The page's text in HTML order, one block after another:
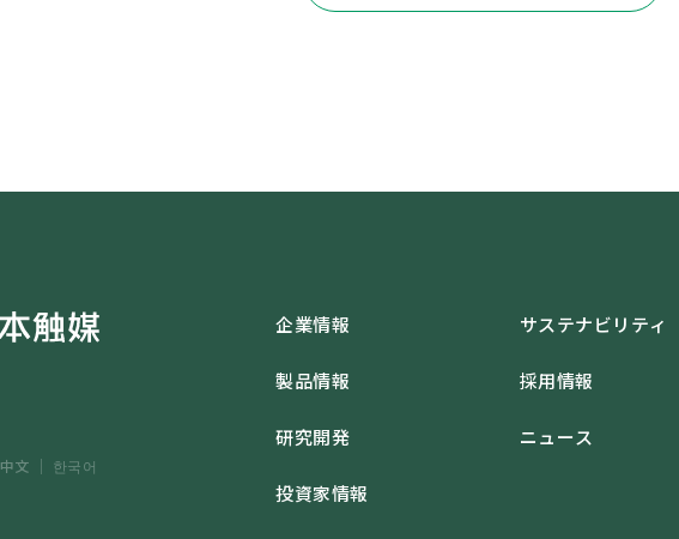
企業情報
製品情報
研究開発
投資家情報
サステナビリティ
採用情報
ニュース
中文 한국어